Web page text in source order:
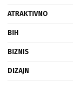
ATRAKTIVNO
BIH
BIZNIS
DIZAJN